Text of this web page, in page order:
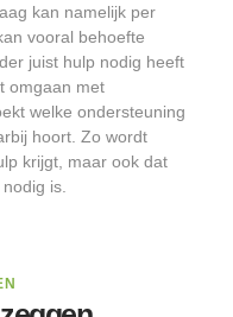
kan namelijk per
vooral behoefte
juist hulp nodig heeft
omgaan met
welke ondersteuning
hoort. Zo wordt
krijgt, maar ook dat
is.